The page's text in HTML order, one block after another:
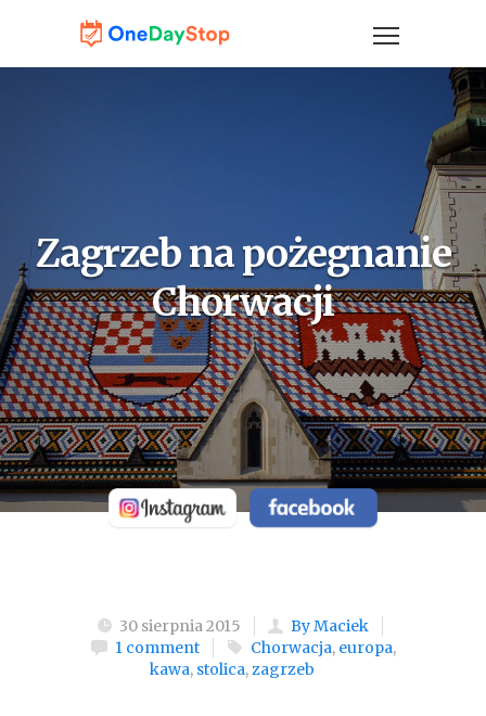
Zagrzeb na pożegnanie
Chorwacji
30 sierpnia 2015
By Maciek
1 comment
Chorwacja, europa,
kawa, stolica,zagrzeb